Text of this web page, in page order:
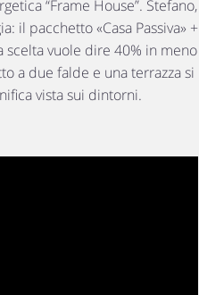
“Frame House”. Stefano,
il pacchetto «Casa Passiva» +
vuole dire 40% in meno
a due falde e una terrazza si
vista sui dintorni.